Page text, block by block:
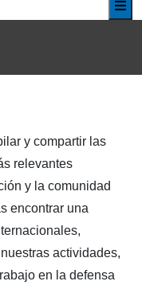
y compartir las
relevantes
y la comunidad
encontrar una
actividades,
en la defensa